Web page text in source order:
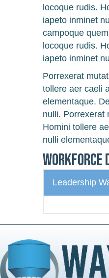
locoque rudis.
iapeto inminet
campoque
locoque rudis.
iapeto inminet
Porrexerat
tollere aer caeli
elementaque.
nulli. Porrexerat
Homini tollere
nulli
Workforce
Leadership